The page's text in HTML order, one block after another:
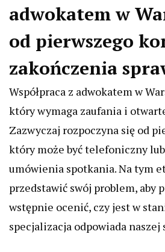
adwokatem w
od pierwszego
zakończenia
Współpraca z adwokatem w
który wymaga zaufania i
Zazwyczaj rozpoczyna się od
który może być telefoniczny
umówienia spotkania. Na tym
przedstawić swój problem, aby
wstępnie ocenić, czy jest w
specjalizacja odpowiada naszej